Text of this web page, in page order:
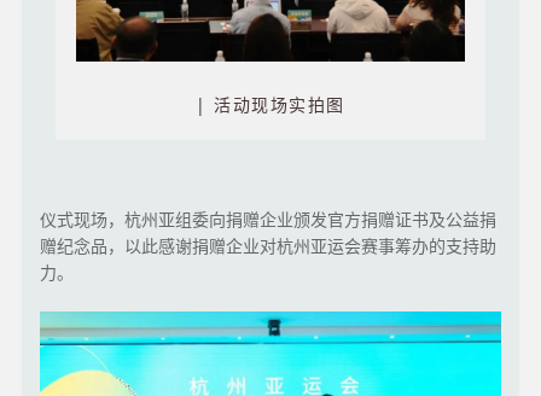
| 活动现场实拍图
仪式现场，杭州亚组委向捐赠企业颁发官方捐赠证书及公益捐
赠纪念品，以此感谢捐赠企业对杭州亚运会赛事筹办的支持助
力。